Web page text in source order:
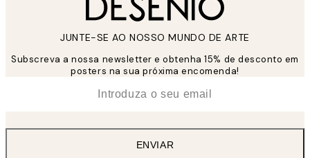
JUNTE-SE AO NOSSO MUNDO DE ARTE
Subscreva a nossa newsletter e obtenha 15% de desconto em
posters na sua próxima encomenda!
ENVIAR